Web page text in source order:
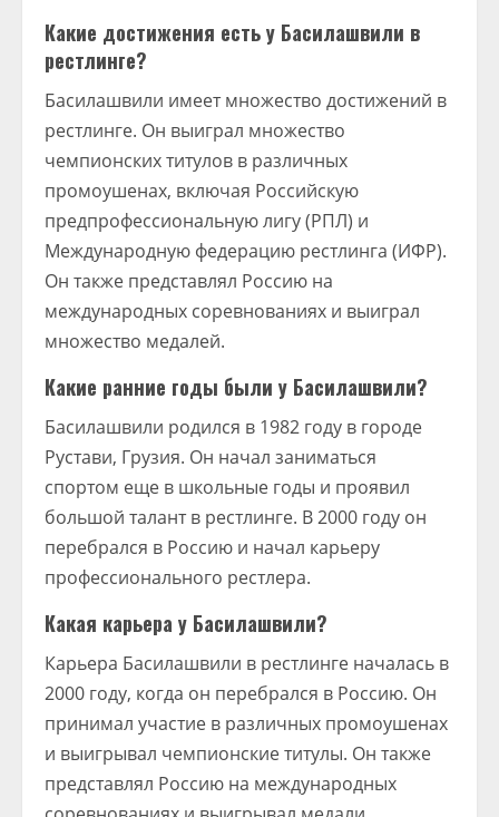
Какие достижения есть у Басилашвили в
рестлинге?
Басилашвили имеет множество достижений в
рестлинге. Он выиграл множество
чемпионских титулов в различных
промоушенах, включая Российскую
предпрофессиональную лигу (РПЛ) и
Международную федерацию рестлинга (ИФР).
Он также представлял Россию на
международных соревнованиях и выиграл
множество медалей.
Какие ранние годы были у Басилашвили?
Басилашвили родился в 1982 году в городе
Рустави, Грузия. Он начал заниматься
спортом еще в школьные годы и проявил
большой талант в рестлинге. В 2000 году он
перебрался в Россию и начал карьеру
профессионального рестлера.
Какая карьера у Басилашвили?
Карьера Басилашвили в рестлинге началась в
2000 году, когда он перебрался в Россию. Он
принимал участие в различных промоушенах
и выигрывал чемпионские титулы. Он также
представлял Россию на международных